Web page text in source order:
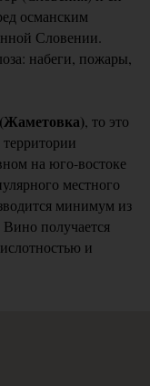
османским
Словении.
набеги, пожары,
, то это
на юго-востоке
местного
минимум из
получается
и